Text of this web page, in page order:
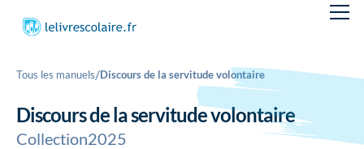
Tous les manuels/Discours de la servitude volontaire
Discours de la servitude volontaire
Collection2025